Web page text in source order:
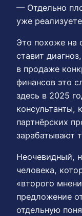
— Отдельно
уже
Это похоже на
ставит
в продаже
финансов это
здесь в 2025
партнёрских
зарабатывают
Неочевидный,
человека,
«второго
предложение
отдельную